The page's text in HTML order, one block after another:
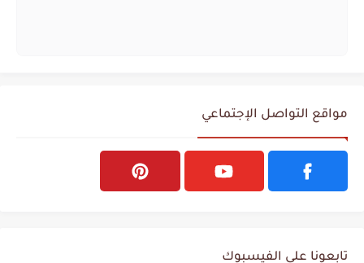
مواقع التواصل الإجتماعي
تابعونا على الفيسبوك